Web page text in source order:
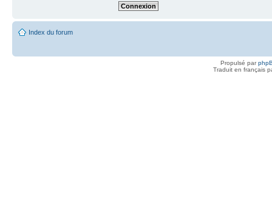
Index du forum
Propulsé par
Traduit en français